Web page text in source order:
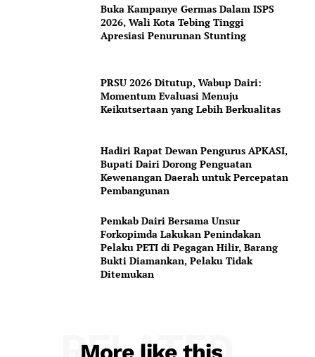
Buka Kampanye Germas Dalam ISPS
2026, Wali Kota Tebing Tinggi
Apresiasi Penurunan Stunting
PRSU 2026 Ditutup, Wabup Dairi:
Momentum Evaluasi Menuju
Keikutsertaan yang Lebih Berkualitas
Hadiri Rapat Dewan Pengurus APKASI,
Bupati Dairi Dorong Penguatan
Kewenangan Daerah untuk Percepatan
Pembangunan
Pemkab Dairi Bersama Unsur
Forkopimda Lakukan Penindakan
Pelaku PETI di Pegagan Hilir, Barang
Bukti Diamankan, Pelaku Tidak
Ditemukan